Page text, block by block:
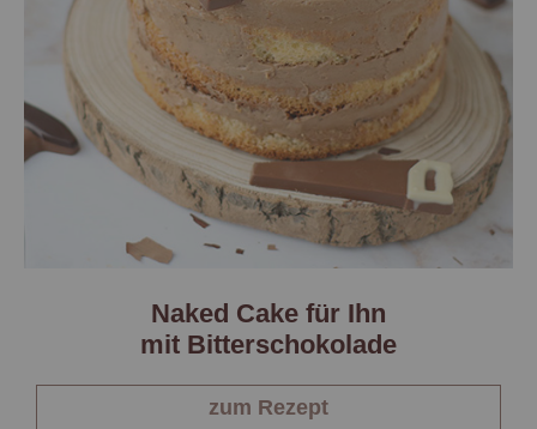
Naked Cake für Ihn
mit Bitterschokolade
zum Rezept